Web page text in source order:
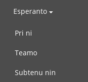
Esperanto
Pri ni
Teamo
Subtenu nin